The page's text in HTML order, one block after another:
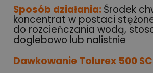
Sposób działania:Środek
koncentrat w postaci
do rozcieńczania wodą,
doglebowo lub nalistnie
Dawkowanie Tolurex 500